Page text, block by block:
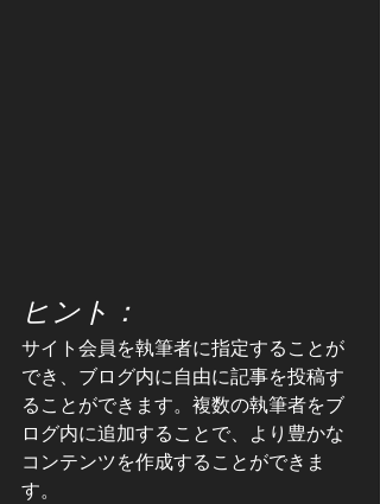
ヒント：
サイト会員を執筆者に指定することが
でき、ブログ内に自由に記事を投稿す
ることができます。複数の執筆者をブ
ログ内に追加することで、より豊かな
コンテンツを作成することができま
す。